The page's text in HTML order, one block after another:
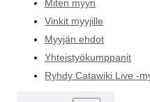
Miten myyn
Vinkit myyjille
Myyjän ehdot
Yhteistyökumppanit
Ryhdy Catawiki Live -